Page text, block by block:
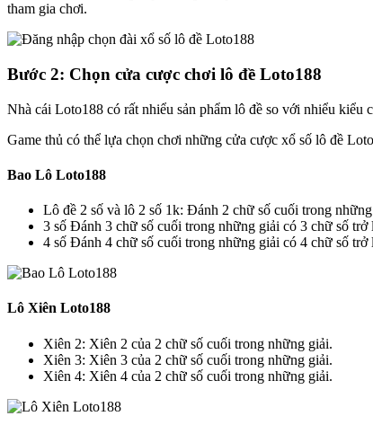
tham gia chơi.
Bước 2: Chọn cửa cược chơi lô đề Loto188
Nhà cái Loto188 có rất nhiểu sản phẩm lô đề so với nhiểu kiểu
Game thủ có thể lựa chọn chơi những cửa cược xổ số lô đề
Bao Lô Loto188
Lô đề 2 số và lô 2 số 1k: Đánh 2 chữ số cuối trong
3 số Đánh 3 chữ số cuối trong những giải có 3 chữ số trở
4 số Đánh 4 chữ số cuối trong những giải có 4 chữ số trở
Lô Xiên Loto188
Xiên 2: Xiên 2 của 2 chữ số cuối trong những giải.
Xiên 3: Xiên 3 của 2 chữ số cuối trong những giải.
Xiên 4: Xiên 4 của 2 chữ số cuối trong những giải.